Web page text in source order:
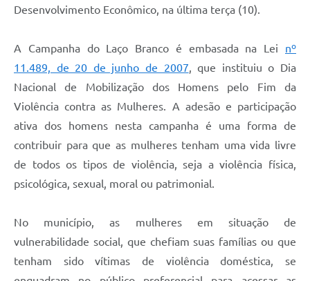
Desenvolvimento Econômico, na última terça (10).
A Campanha do Laço Branco é embasada na Lei nº
11.489, de 20 de junho de 2007, que instituiu o Dia
Nacional de Mobilização dos Homens pelo Fim da
Violência contra as Mulheres. A adesão e participação
ativa dos homens nesta campanha é uma forma de
contribuir para que as mulheres tenham uma vida livre
de todos os tipos de violência, seja a violência física,
psicológica, sexual, moral ou patrimonial.
No município, as mulheres em situação de
vulnerabilidade social, que chefiam suas famílias ou que
tenham sido vítimas de violência doméstica, se